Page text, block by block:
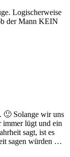
Logischerweise
der Mann KEIN
🙂 Solange wir uns
immer lügt und ein
sagt, ist es
sagen würden …